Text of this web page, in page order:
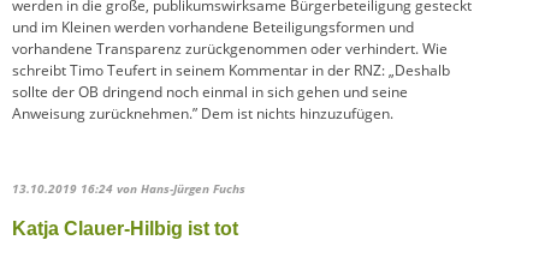
werden in die große, publikumswirksame Bürgerbeteiligung gesteckt
und im Kleinen werden vorhandene Beteiligungsformen und
vorhandene Transparenz zurückgenommen oder verhindert. Wie
schreibt Timo Teufert in seinem Kommentar in der RNZ: „Deshalb
sollte der OB dringend noch einmal in sich gehen und seine
Anweisung zurücknehmen.” Dem ist nichts hinzuzufügen.
13.10.2019 16:24 von Hans-Jürgen Fuchs
Katja Clauer-Hilbig ist tot